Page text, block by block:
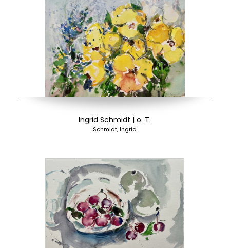
Ingrid Schmidt | o. T.
Schmidt, Ingrid